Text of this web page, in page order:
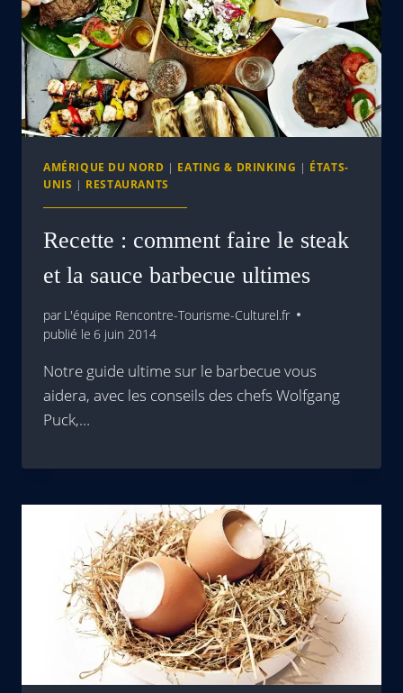
AMÉRIQUE DU NORD | EATING & DRINKING | ÉTATS-
UNIS | RESTAURANTS
Recette : comment faire le steak
et la sauce barbecue ultimes
par L'équipe Rencontre-Tourisme-Culturel.fr
publié le 6 juin 2014
Notre guide ultime sur le barbecue vous
aidera, avec les conseils des chefs Wolfgang
Puck,…